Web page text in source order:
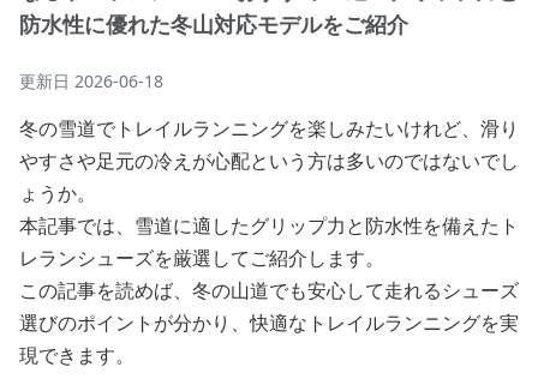
防水性に優れた冬山対応モデルをご紹介
更新日 2026-06-18
冬の雪道でトレイルランニングを楽しみたいけれど、滑り
やすさや足元の冷えが心配という方は多いのではないでし
ょうか。
本記事では、雪道に適したグリップ力と防水性を備えたト
レランシューズを厳選してご紹介します。
この記事を読めば、冬の山道でも安心して走れるシューズ
選びのポイントが分かり、快適なトレイルランニングを実
現できます。